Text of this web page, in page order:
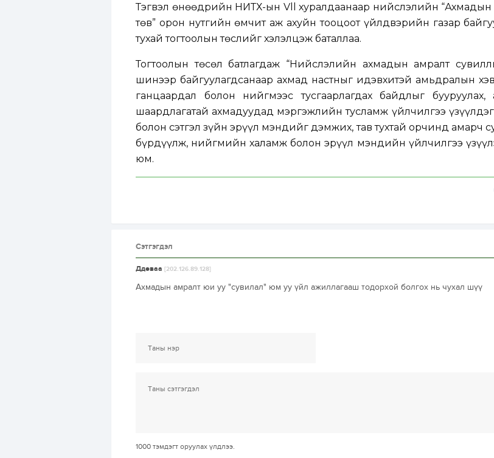
Тэгвэл өнөөдрийн НИТХ-ын Vll хуралдаанаар нийслэлийн “Ахмадын
төв” орон нутгийн өмчит аж ахуйн тооцоот үйлдвэрийн газар
тухай тогтоолын төслийг хэлэлцэж баталлаа.
Тогтоолын төсөл батлагдаж “Нийслэлийн ахмадын амралт
шинээр байгуулагдсанаар ахмад настныг идэвхитэй амьдралын
ганцаардал болон нийгмээс тусгаарлагдах байдлыг бууруулах,
шаардлагатай ахмадуудад мэргэжлийн тусламж үйлчилгээ
болон сэтгэл зүйн эрүүл мэндийг дэмжих, тав тухтай орчинд амарч
бүрдүүлж, нийгмийн халамж болон эрүүл мэндийн үйлчилгээ
юм.
Сэтгэгдэл
Ддөваа [202.126.89.128]
Ахмадын амралт юи уу "сувилал" юм уу үйл ажиллагааш тодорхой болгох нь чухал шүү
1000 тэмдэгт оруулах үлдлээ.